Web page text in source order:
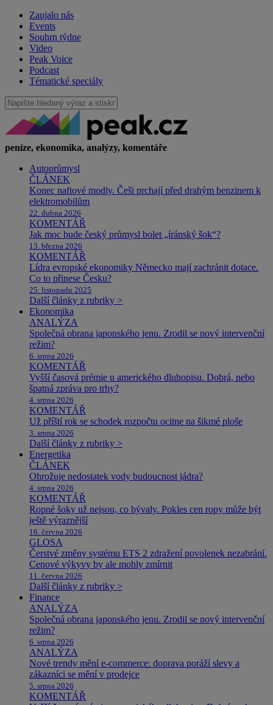
Zaujalo nás
Events
Souhrn týdne
Video
Peak Voice
Podcast
Tématické speciály
peníze, ekonomika, analýzy, komentáře
Autoprůmysl
ČLÁNEK
Konec naftové modly. Češi prchají před drahým benzinem k
elektromobilům
22. dubna 2026
KOMENTÁŘ
Jak moc bude český průmysl bolet „íránský šok“?
13. března 2026
KOMENTÁŘ
Lídra evropské ekonomiky Německo mají zachránit dotace.
Co to přinese Česku?
25. listopadu 2025
Další články z rubriky >
Ekonomika
ANALÝZA
Společná obrana japonského jenu. Zrodil se nový intervenční
režim?
6. srpna 2026
KOMENTÁŘ
Vyšší časová prémie u amerického dluhopisu. Dobrá, nebo
špatná zpráva pro trhy?
4. srpna 2026
KOMENTÁŘ
Už příští rok se schodek rozpočtu ocitne na šikmé ploše
3. srpna 2026
Další články z rubriky >
Energetika
ČLÁNEK
Ohrožuje nedostatek vody budoucnost jádra?
4. srpna 2026
KOMENTÁŘ
Ropné šoky už nejsou, co bývaly. Pokles cen ropy může být
ještě výraznější
16. června 2026
GLOSA
Čerstvé změny systému ETS 2 zdražení povolenek nezabrání.
Cenové výkyvy by ale mohly zmírnit
11. června 2026
Další články z rubriky >
Finance
ANALÝZA
Společná obrana japonského jenu. Zrodil se nový intervenční
režim?
6. srpna 2026
ANALÝZA
Nové trendy mění e-commerce: doprava poráží slevy a
zákazníci se mění v prodejce
5. srpna 2026
KOMENTÁŘ